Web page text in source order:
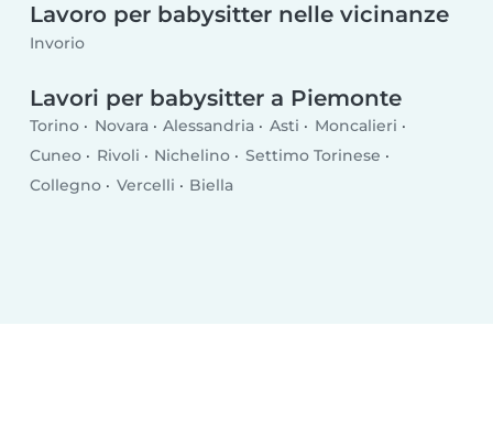
Lavoro per babysitter nelle vicinanze
Invorio
Lavori per babysitter a Piemonte
Torino Novara Alessandria Asti
Moncalieri
Cuneo
Rivoli Nichelino
Settimo Torinese
Collegno
Vercelli Biella